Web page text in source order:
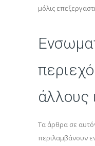
μόλις
άλλους
Τα άρθρα σε
περιλαμβάνουν